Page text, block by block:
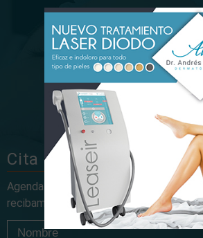
Cita
Agenda tu cita llenando este formulario,
recibamos te responderemos.